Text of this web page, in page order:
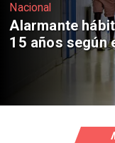
Regiones
Aprueban
Sebastián
mil millones